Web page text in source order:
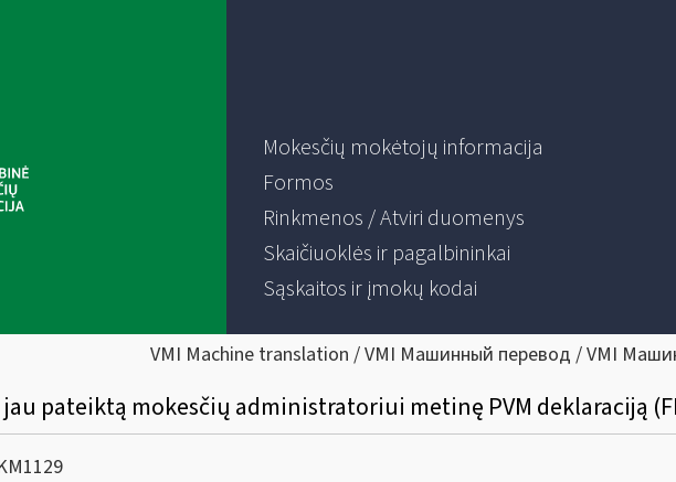
Mokesčių mokėtojų informacija
Formos
Rinkmenos / Atviri duomenys
Skaičiuoklės ir pagalbininkai
Sąskaitos ir įmokų kodai
VMI Machine translation / VMI Машинный перевод / VMI
pateiktą mokesčių administratoriui metinę PVM deklaraciją